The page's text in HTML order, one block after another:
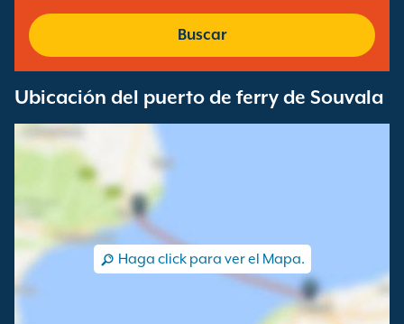
Puertos De Ferry Buscar
Ubicación del puerto de ferry de Souvala
Haga click para ver el Mapa.